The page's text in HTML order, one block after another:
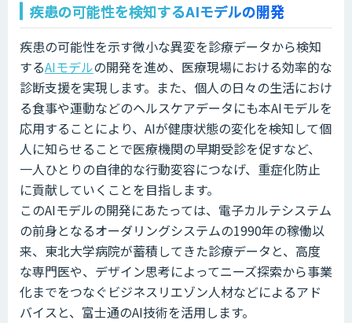
疾患の可能性を検知するAIモデルの開発
疾患の可能性を示す微小な異変を診療データから検知
するAIモデルの開発を進め、医療現場における効率的な
診断支援を実現します。また、個人の日々の生活におけ
る食事や運動などのヘルスケアデータにも本AIモデルを
応用することにより、AIが健康状態の変化を検知して個
人に知らせることで医療機関の早期受診を促すなど、
一人ひとりの自律的な行動変容につなげ、重症化防止
に貢献していくことを目指します。
このAIモデルの開発にあたっては、電子カルテシステム
の前身となるオーダリングシステムの1990年の稼働以
来、東北大学病院が蓄積してきた診療データと、高度
な専門医や、デザイン思考によってニーズ探索から事業
化までをつなぐビジネスリエゾン人材などによるアド
バイスと、富士通のAI技術を活用します。